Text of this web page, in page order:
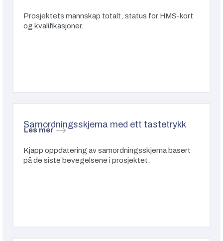
Prosjektets mannskap totalt, status for HMS-kort
og kvalifikasjoner.
Samordningsskjema med ett tastetrykk
Kjapp oppdatering av samordningsskjema basert
på de siste bevegelsene i prosjektet.
Les mer